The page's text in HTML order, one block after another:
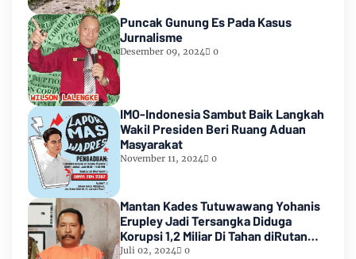
Puncak Gunung Es Pada Kasus
Jurnalisme
Desember 09, 2024 0
IMO-Indonesia Sambut Baik Langkah
Wakil Presiden Beri Ruang Aduan
Masyarakat
November 11, 2024 0
Mantan Kades Tutuwawang Yohanis
Erupley Jadi Tersangka Diduga
Korupsi 1,2 Miliar Di Tahan diRutan
Waiheru
Juli 02, 2024 0